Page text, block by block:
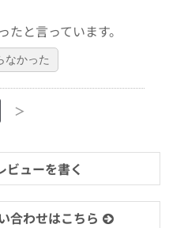
たと言っています。
なかった
＞
ビューを書く
合わせはこちら